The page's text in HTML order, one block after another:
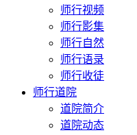
师行视频
师行影集
师行自然
师行语录
师行收徒
师行道院
道院简介
道院动态